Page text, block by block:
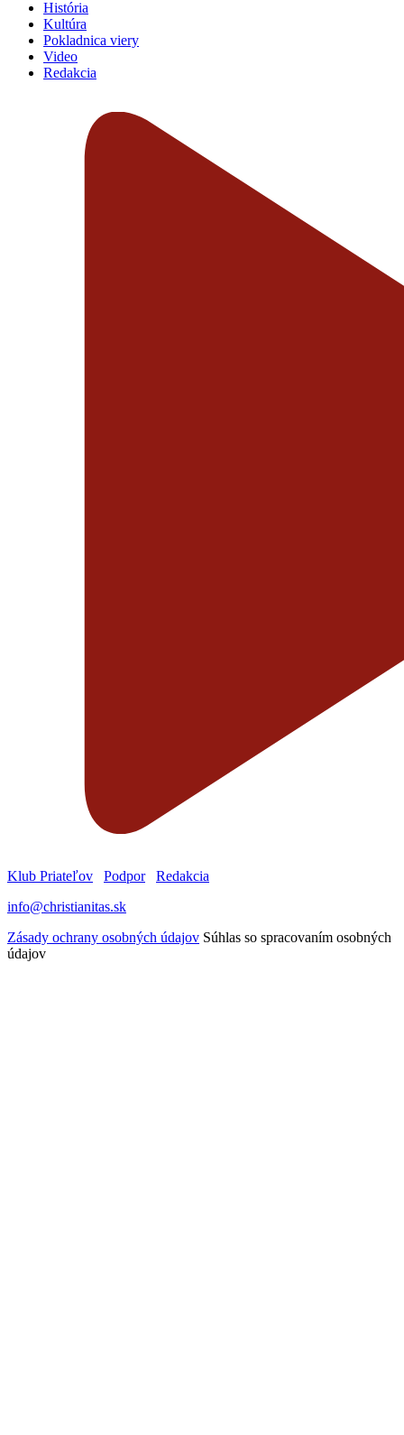
História
Kultúra
Pokladnica viery
Video
Redakcia
Klub Priateľov Podpor
Redakcia
info@christianitas.sk
Zásady ochrany osobných údajov Súhlas so spracovaním osobných
údajov